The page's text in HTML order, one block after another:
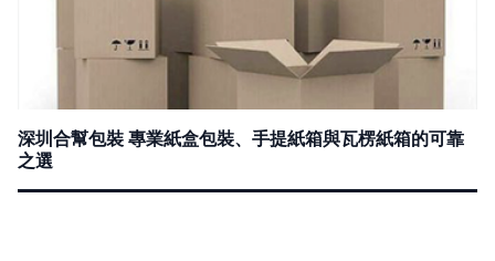
深圳合幫包裝 專業紙盒包裝、手提紙箱與瓦楞紙箱的可靠
之選